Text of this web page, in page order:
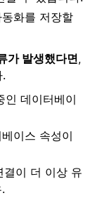
화를 저장할
가 발생했다면
.
인 데이터베이
이스 속성이
이 더 이상 유